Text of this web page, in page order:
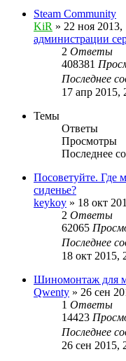
Steam Community
KiR » 22 ноя 2013,
администрации
2 Ответы
408381
Последнее
17 апр 2015,
Темы
Ответы
Просмотры
Последнее
Посоветуйте. Где
сиденье?
keykoy » 18 окт
2 Ответы
62065
Последнее
18 окт 2015,
Шиномонтаж для
Qwenty » 26 сен
1 Ответы
14423
Последнее
26 сен 2015,